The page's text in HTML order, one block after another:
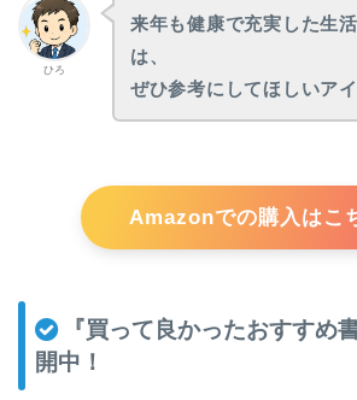
ひろ
来年も健康で充実した生
は、
ぜひ参考にしてほしいア
Amazonでの購入はこ
『買って良かったおすすめ
開中！